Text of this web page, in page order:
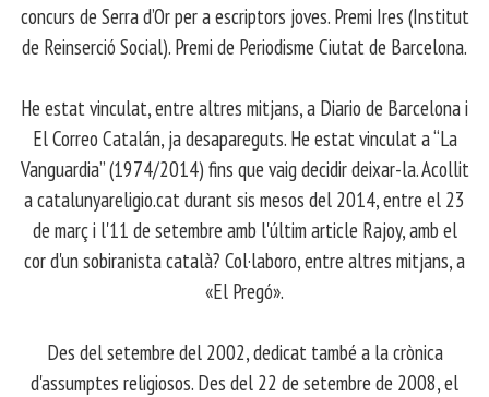
concurs de Serra d’Or per a escriptors joves. Premi Ires (Institut
de Reinserció Social). Premi de Periodisme Ciutat de Barcelona.
​ He estat vinculat, entre altres mitjans, a Diario de Barcelona i
El Correo Catalán, ja desapareguts. He estat vinculat a “La
Vanguardia” (1974/2014) fins que vaig decidir deixar-la. Acollit
a catalunyareligio.cat durant sis mesos del 2014, entre el 23
de març i l'11 de setembre amb l'últim article Rajoy, amb el
cor d'un sobiranista català? Col·laboro, entre altres mitjans, a
«El Pregó».
​ Des del setembre del 2002, dedicat també a la crònica
d'assumptes religiosos. Des del 22 de setembre de 2008, el